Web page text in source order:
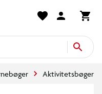
Aktivitetsbøger